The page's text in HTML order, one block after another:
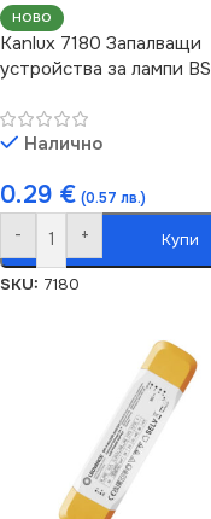
НОВО
Kanlux 7180 Запалващи
устройства за лампи BS
Налично
0.29 € (0.57 лв.)
- + Купи
SKU: 7180